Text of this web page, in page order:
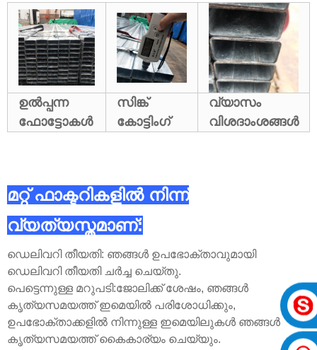
ഉൽപ്പന്ന
ഫോട്ടോകൾ
സിങ്ക്
കോട്ടിംഗ്
വ്യാസം
വിശദാംശങ്ങൾ
മറ്റ് ഫാക്ടറികളിൽ നിന്ന്
വ്യത്യസ്തമാണ്:
ഡെലിവറി തീയതി: ഞങ്ങൾ ഉപഭോക്താവുമായി
ഡെലിവറി തീയതി ചർച്ച ചെയ്തു.
പെട്ടെന്നുള്ള മറുപടി:ജോലിക്ക് ശേഷം, ഞങ്ങൾ
കൃത്യസമയത്ത് ഇമെയിൽ പരിശോധിക്കും,
ഉപഭോക്താക്കളിൽ നിന്നുള്ള ഇമെയിലുകൾ ഞങ്ങൾ
കൃത്യസമയത്ത് കൈകാര്യം ചെയ്യും.